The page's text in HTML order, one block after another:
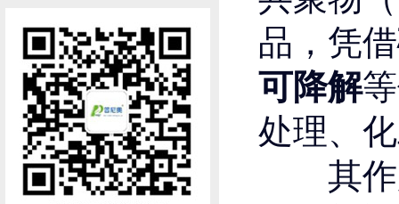
品，凭借
可降解
处理、
其作